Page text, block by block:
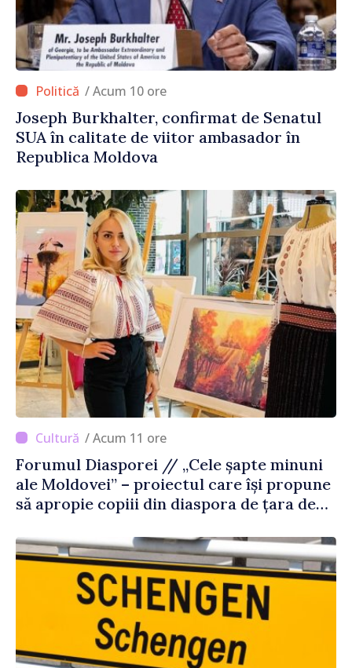
/ Acum 10 ore
Joseph Burkhalter, confirmat de Senatul
SUA în calitate de viitor ambasador în
Republica Moldova
/ Acum 11 ore
Forumul Diasporei // „Cele șapte minuni
ale Moldovei” – proiectul care își propune
să apropie copiii din diaspora de țara de